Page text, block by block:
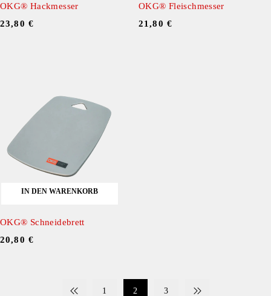
OKG® Hackmesser
23,80 €
OKG® Fleischmesser
21,80 €
IN DEN WARENKORB
OKG® Schneidebrett
20,80 €
1 2 3